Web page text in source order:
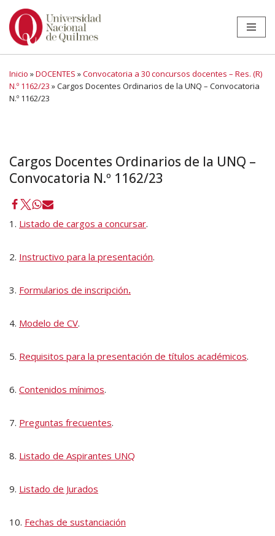
Ir
Inicio »DOCENTES »Convocatoria a 30 concursos docentes – Res. (R)
N.º 1162/23 »Cargos Docentes Ordinarios de la UNQ – Convocatoria
N.º 1162/23
Cargos Docentes Ordinarios de la UNQ –
Convocatoria N.º 1162/23
1. Listado de cargos a concursar.
2. Instructivo para la presentación.
3. Formularios de inscripción.
4. Modelo de CV.
5. Requisitos para la presentación de títulos académicos.
6. Contenidos mínimos.
7. Preguntas frecuentes.
8. Listado de Aspirantes UNQ
9. Listado de Jurados
10. Fechas de sustanciación